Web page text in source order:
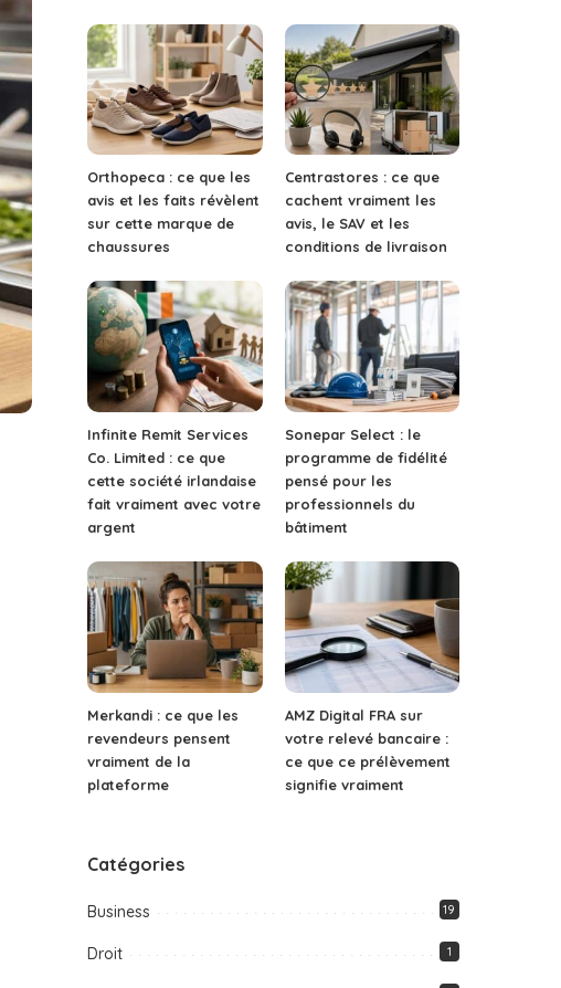
Orthopeca : ce que les
avis et les faits révèlent
sur cette marque de
chaussures
Centrastores : ce que
cachent vraiment les
avis, le SAV et les
conditions de livraison
Infinite Remit Services
Co. Limited : ce que
cette société irlandaise
fait vraiment avec votre
argent
Sonepar Select : le
programme de fidélité
pensé pour les
professionnels du
bâtiment
Merkandi : ce que les
revendeurs pensent
vraiment de la
plateforme
AMZ Digital FRA sur
votre relevé bancaire :
ce que ce prélèvement
signifie vraiment
Catégories
Business 19
Droit 1